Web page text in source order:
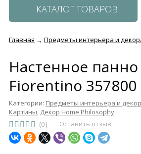
КАТАЛОГ ТОВАРОВ
Главная → Предметы интерьера и
Настенное
Fiorentino 357800
Категории: Предметы интерьера и
Картины, Декор Home Philosophy
(0) Оставить отзыв